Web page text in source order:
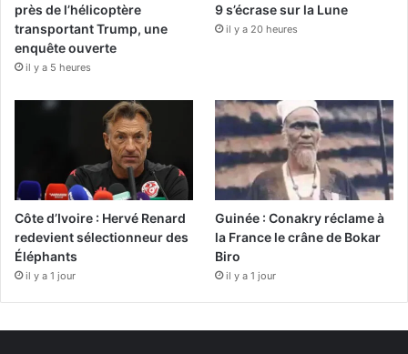
près de l’hélicoptère
transportant Trump, une
enquête ouverte
il y a 5 heures
9 s’écrase sur la Lune
il y a 20 heures
Côte d’Ivoire : Hervé Renard
redevient sélectionneur des
Éléphants
il y a 1 jour
Guinée : Conakry réclame à
la France le crâne de Bokar
Biro
il y a 1 jour